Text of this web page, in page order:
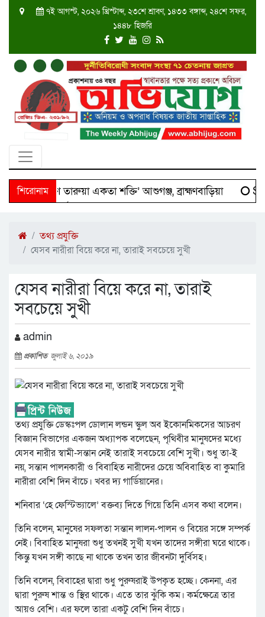
৭ই আগস্ট, ২০২৬ খ্রিস্টাব্দ, ২৩শে শ্রাবণ, ১৪৩৩ বঙ্গাব্দ, ২৪শে সফর,
১৪৪৮ হিজরি
শিরোনাম
‘দক্ষিণ তারুয়া একতা শক্তি’ আশুগঞ্জ, ব্রাহ্মণবাড়িয়া
তথ্য প্রযুক্তি
যেসব নারীরা বিয়ে করে না, তারাই সবচেয়ে সুখী
যেসব নারীরা বিয়ে করে না, তারাই
সবচেয়ে সুখী
admin
প্রকাশিত জুলাই ৬, ২০১৯
তথ্য প্রযুক্তি ডেস্কঃপল ডোলান লন্ডন স্কুল অব ইকোনমিকসের আচরণ
বিজ্ঞান বিভাগের একজন অধ্যাপক বলেছেন, পৃথিবীর মানুষদের মধ্যে
যেসব নারীর স্বামী-সন্তান নেই তারাই সবচেয়ে বেশি সুখী। শুধু তা-ই
নয়, সন্তান পালনকারী ও বিবাহিত নারীদের চেয়ে অবিবাহিত বা কুমারি
নারীরা বেশি দিন বাঁচে। খবর দ্য গার্ডিয়ানের।
শনিবার ‘হে ফেস্টিভ্যালে’ বক্তব্য দিতে গিয়ে তিনি এসব কথা বলেন।
তিনি বলেন, মানুষের সফলতা সন্তান লালন-পালন ও বিয়ের সঙ্গে সম্পর্ক
নেই। বিবাহিত মানুষরা শুধু তখনই সুখী যখন তাদের সঙ্গীরা ঘরে থাকে।
কিন্তু যখন সঙ্গী কাছে না থাকে তখন তার জীবনটা দুর্বিসহ।
তিনি বলেন, বিবাহের দ্বারা শুধু পুরুষরাই উপকৃত হচ্ছে। কেননা, এর
দ্বারা পুরুষ শান্ত ও স্থির থাকে। এতে তার ঝুঁকি কম। কর্মক্ষেত্রে তার
আয়ও বেশি। এর ফলে তারা একটু বেশি দিন বাঁচে।